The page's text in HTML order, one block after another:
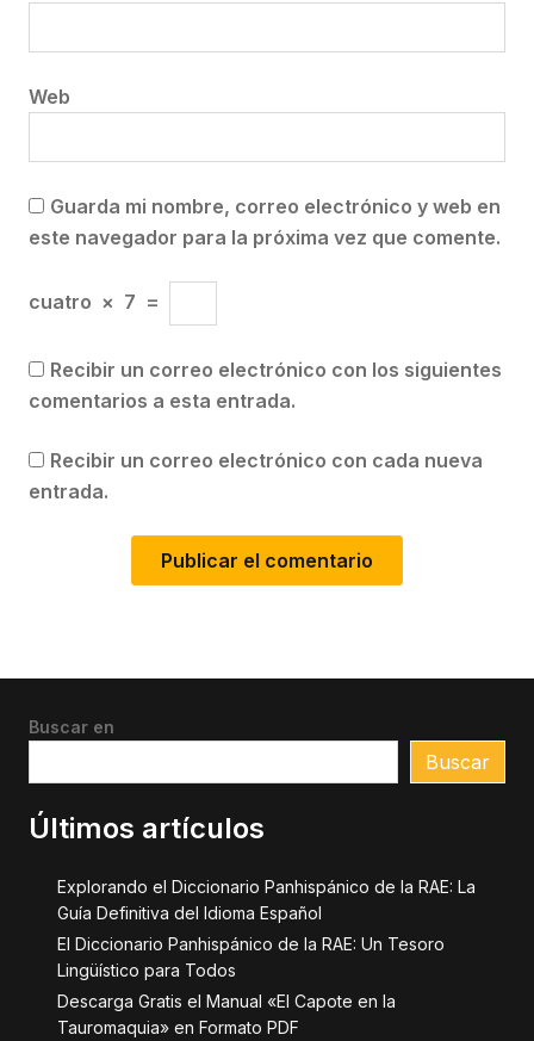
Web
Guarda mi nombre, correo electrónico y web en
este navegador para la próxima vez que comente.
cuatro × 7 =
Recibir un correo electrónico con los siguientes
comentarios a esta entrada.
Recibir un correo electrónico con cada nueva
entrada.
Buscar en
Buscar
Últimos artículos
Explorando el Diccionario Panhispánico de la RAE: La
Guía Definitiva del Idioma Español
El Diccionario Panhispánico de la RAE: Un Tesoro
Lingüístico para Todos
Descarga Gratis el Manual «El Capote en la
Tauromaquia» en Formato PDF